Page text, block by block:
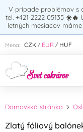
V prípade problémov s
tel. +421 2222 05135 ☀️🔥
letných mesiacov
Mena: CZK / EUR / HUF
Zadajte hľadaný
Domovská stránka
Zlatý fóliový